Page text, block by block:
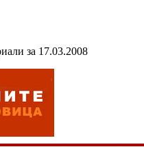
за 17.03.2008